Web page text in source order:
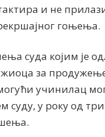
и не
гоњења.
суда којим је
за
учинилац
суду, у року од